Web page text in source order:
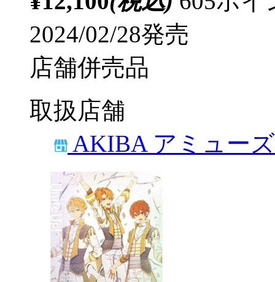
2024/02/28発売
店舗併売品
取扱店舗
AKIBA アミュー